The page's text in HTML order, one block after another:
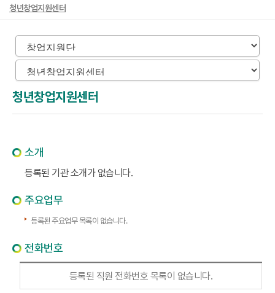
청년창업지원센터
청년창업지원센터
소개
등록된 기관 소개가 없습니다.
주요업무
등록된 주요업무 목록이 없습니다.
전화번호
등록된 직원 전화번호 목록이 없습니다.